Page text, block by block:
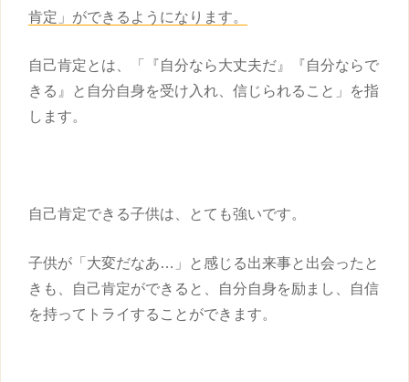
肯定」ができるようになります。
自己肯定とは、「『自分なら大丈夫だ』『自分ならで
きる』と自分自身を受け入れ、信じられること」を指
します。
自己肯定できる子供は、とても強いです。
子供が「大変だなあ…」と感じる出来事と出会ったと
きも、自己肯定ができると、自分自身を励まし、自信
を持ってトライすることができます。